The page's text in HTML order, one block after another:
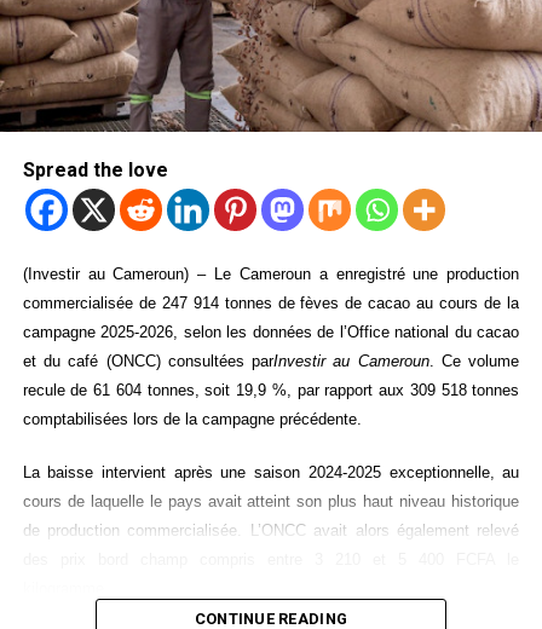
Spread the love
(Investir au Cameroun) – Le Cameroun a enregistré une production
commercialisée de 247 914 tonnes de fèves de cacao au cours de la
campagne 2025-2026, selon les données de l’Office national du cacao
et du café (ONCC) consultées parInvestir au Cameroun. Ce volume
recule de 61 604 tonnes, soit 19,9 %, par rapport aux 309 518 tonnes
comptabilisées lors de la campagne précédente.
La baisse intervient après une saison 2024-2025 exceptionnelle, au
cours de laquelle le pays avait atteint son plus haut niveau historique
de production commercialisée. L’ONCC avait alors également relevé
CONTINUE READING